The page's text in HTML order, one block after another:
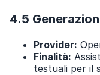
4.5
Provider:
Finalità:
testuali per il